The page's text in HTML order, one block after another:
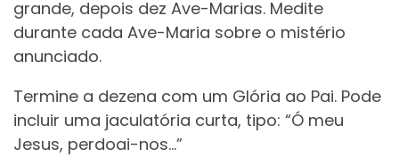
grande, depois dez Ave-Marias. Medite
durante cada Ave-Maria sobre o mistério
anunciado.
Termine a dezena com um Glória ao Pai. Pode
incluir uma jaculatória curta, tipo: “Ó meu
Jesus, perdoai-nos…”